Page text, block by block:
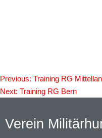
Previous: Training RG
Next: Training RG Bern
Verein